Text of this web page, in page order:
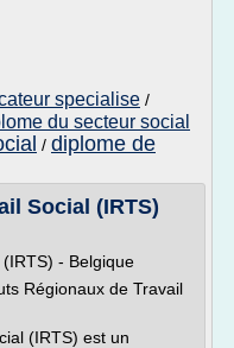
specialise /
du secteur social
/ diplome de
Social (IRTS)
- Belgique
Régionaux de Travail
(IRTS) est un